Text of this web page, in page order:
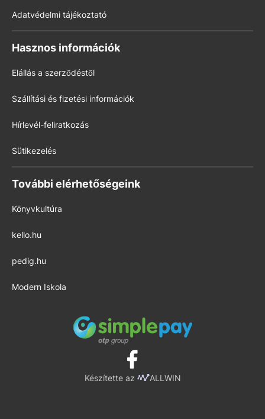
Adatvédelmi tájékoztató
Hasznos információk
Elállás a szerződéstől
Szállítási és fizetési információk
Hírlevél-feliratkozás
Sütikezelés
További elérhetőségeink
Könyvkultúra
kello.hu
pedig.hu
Modern Iskola
Készítette az ALLWIN